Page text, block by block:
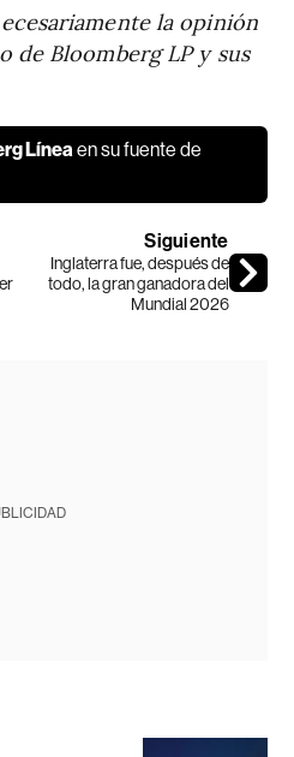
la opinión
de Bloomberg LP y sus
Líneaen su fuente de
Siguiente
Inglaterra fue, después de
todo, la gran ganadora del
Mundial 2026